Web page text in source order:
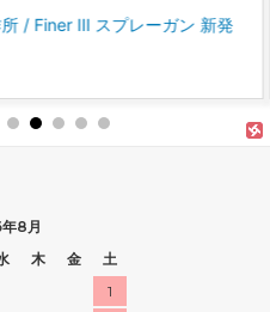
Ⅲ スプレーガン 新発
コバ
8月
木 金
土
1